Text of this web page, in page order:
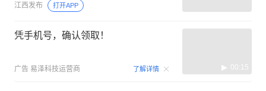
江西发布 打开APP
凭手机号，确认领取！
广告 易泽科技运营商 了解详情 00:15